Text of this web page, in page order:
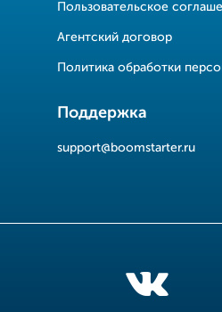
Пользовательское
Агентский договор
Политика обработки
Поддержка
support@boomstarter.ru